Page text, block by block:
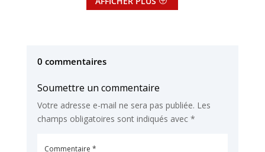
0 commentaires
Soumettre un commentaire
Votre adresse e-mail ne sera pas publiée. Les
champs obligatoires sont indiqués avec *